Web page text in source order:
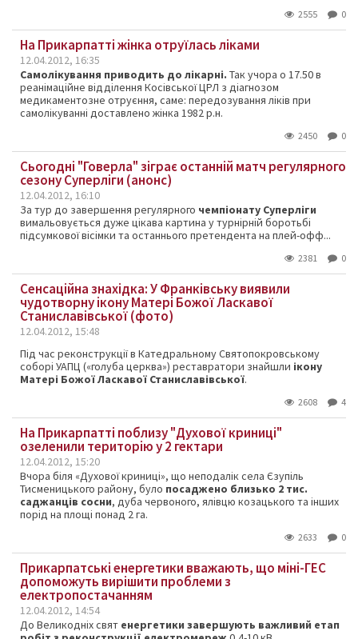
2555 0
На Прикарпатті жінка отруїлась ліками
12.04.2012, 16:35
Самолікування приводить до лікарні. Так учора о 17.50 в
реанімаційне відділення Косівської ЦРЛ з діагнозом
медикаментозне отруєння, саме: передозування ліків при
самолікуванні доставлено жінка 1982 р.н.
2450 0
Сьогодні "Говерла" зіграє останній матч регулярного
сезону Суперліги (анонс)
12.04.2012, 16:10
За тур до завершення регулярного чемпіонату Суперліги
вимальовується дуже цікава картина у турнірній боротьбі
підсумкової вісімки та останнього претендента на плей-офф...
2381 0
Сенсаційна знахідка: У Франківську виявили
чудотворну ікону Матері Божої Ласкавої
Станиславівської (фото)
12.04.2012, 15:48
Під час реконструкції в Катедральному Святопокровському
соборі УАПЦ («голуба церква») реставратори знайшли ікону
Матері Божої Ласкавої Станиславівської.
2608 4
На Прикарпатті поблизу "Духової криниці"
озеленили територію у 2 гектари
12.04.2012, 15:20
Вчора біля «Духової криниці», що неподалік села Єзупіль
Тисменицького району, було посаджено близько 2 тис.
саджанців сосни, дуба червоного, ялівцю козацького та інших
порід на площі понад 2 га.
2633 0
Прикарпатські енергетики вважають, що міні-ГЕС
допоможуть вирішити проблеми з
електропостачанням
12.04.2012, 14:54
До Великодніх свят енергетики завершують важливий етап